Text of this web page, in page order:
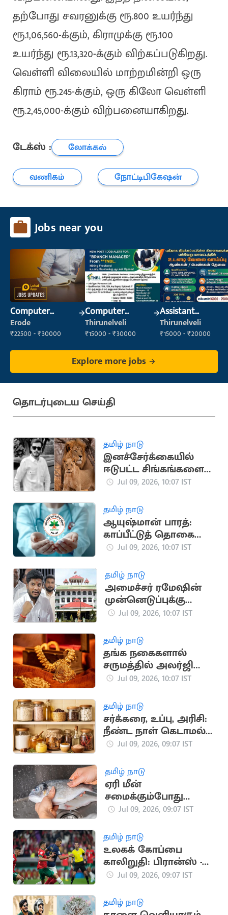
தற்போது சவரனுக்கு ரூ.800 உயர்ந்து
ரூ.1,06,560-க்கும், கிராமுக்கு ரூ.100
உயர்ந்து ரூ.13,320-க்கும் விற்கப்படுகிறது.
வெள்ளி விலையில் மாற்றமின்றி ஒரு
கிராம் ரூ.245-க்கும், ஒரு கிலோ வெள்ளி
ரூ.2,45,000-க்கும் விற்பனையாகிறது.
டேக்ஸ் :
லோக்கல்
வணிகம்
நோட்டிபிகேஷன்
Jobs near you
Computer
Operator
Erode
₹22500 - ₹30000
Computer
Operator
Thirunelveli
₹15000 - ₹30000
Assistant
Manager
Thirunelveli
₹15000 - ₹20000
Explore more jobs
தொடர்புடைய செய்தி
தமிழ் நாடு
இனச்சேர்க்கையில்
ஈடுபட்ட சிங்கங்களை
பார்க்க சென்றவர்
Jul 09, 2026, 10:07 IST
தமிழ் நாடு
ஆயுஷ்மான் பாரத்:
காப்பீட்டுத் தொகை
ரூ.10 லட்சமாக
Jul 09, 2026, 10:07 IST
தமிழ் நாடு
அமைச்சர் ரமேஷின்
முன்னெடுப்புக்கு
நீதிமன்றம் வரவேற்பு
Jul 09, 2026, 10:07 IST
தமிழ் நாடு
தங்க நகைகளால்
சருமத்தில் அலர்ஜி
ஏற்படுவது ஏன்?
Jul 09, 2026, 10:07 IST
தமிழ் நாடு
சர்க்கரை, உப்பு, அரிசி:
நீண்ட நாள் கெடாமல்
சேமிப்பது எப்படி?
Jul 09, 2026, 09:07 IST
தமிழ் நாடு
ஏரி மீன்
சமைக்கும்போது
கவிச்சை நாற்றத்தை
பண்ணுங்க
Jul 09, 2026, 09:07 IST
தமிழ் நாடு
உலகக் கோப்பை
காலிறுதி: பிரான்ஸ் -
மொராக்கோ அணிகள்
Jul 09, 2026, 09:07 IST
தமிழ் நாடு